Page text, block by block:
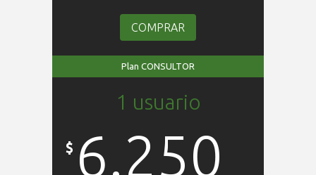
COMPRAR
Plan CONSULTOR
1 usuario
$ 6.250